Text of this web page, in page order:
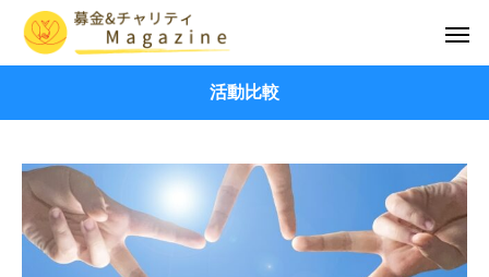
活動比較